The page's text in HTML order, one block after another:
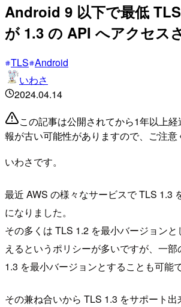
Android 9 以下で最低
が 1.3 の API へアクセス
TLS Android
いわさ
2024.04.14
この記事は公開されてから1年以上
報が古い可能性がありますので、ご注意
いわさです。
最近 AWS の様々なサービスで TLS 1.3
になりました。
その多くは TLS 1.2 を最小バージョン
えるというポリシーが多いですが、一
1.3 を最小バージョンとすることも可能で
その兼ね合いから TLS 1.3 をサポート出